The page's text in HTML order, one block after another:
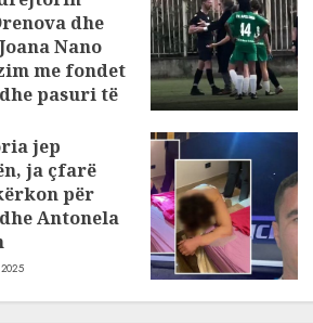
dhe
Nano
me fondet
pasuri të
jep
ja çfarë
për
Antonela